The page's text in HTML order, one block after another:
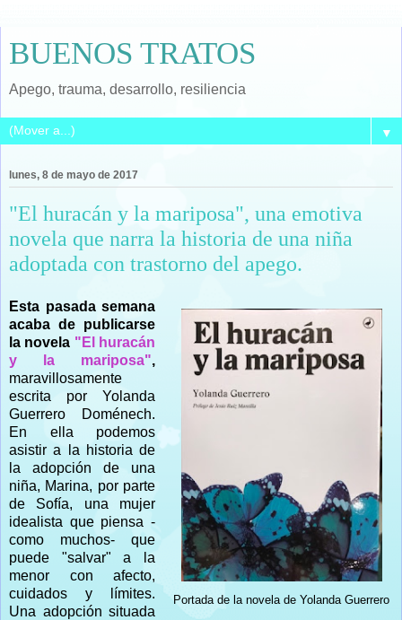
BUENOS TRATOS
Apego, trauma, desarrollo, resiliencia
▼
lunes, 8 de mayo de 2017
"El huracán y la mariposa", una emotiva
novela que narra la historia de una niña
adoptada con trastorno del apego.
Portada de la novela de Yolanda Guerrero
Esta pasada semana
acaba de publicarse
la novela "El huracán
y la mariposa",
maravillosamente
escrita por Yolanda
Guerrero Doménech.
En ella podemos
asistir a la historia de
la adopción de una
niña, Marina, por parte
de Sofía, una mujer
idealista que piensa -
como muchos- que
puede "salvar" a la
menor con afecto,
cuidados y límites.
Una adopción situada